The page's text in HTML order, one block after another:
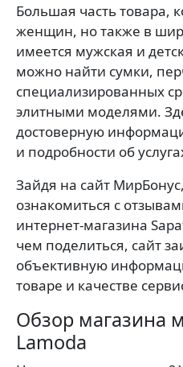
Большая часть товара,
женщин, но также в
имеется мужская и
можно найти сумки,
специализированных
элитными моделями.
достоверную
и подробности об
Зайдя на сайт
ознакомиться с
интернет-магазина
чем поделиться, сайт
объективную
товаре и качестве
Обзор магазина
Lamoda